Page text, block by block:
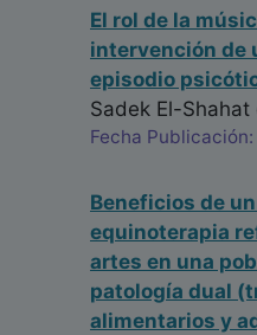
El rol de la
intervención de
episodio
Sadek El-Shahat
Fecha
Beneficios de
equinoterapia
artes en una
patología dual
alimentarios y